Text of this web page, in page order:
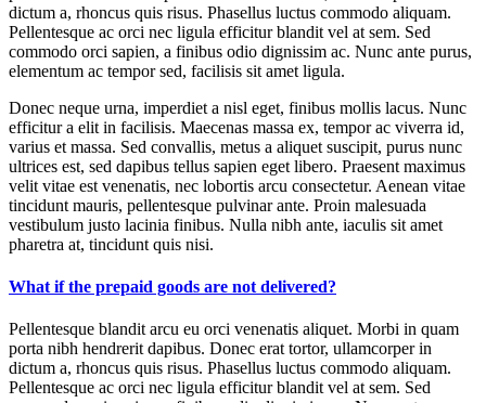
dictum a, rhoncus quis risus. Phasellus luctus commodo aliquam.
Pellentesque ac orci nec ligula efficitur blandit vel at sem. Sed
commodo orci sapien, a finibus odio dignissim ac. Nunc ante purus,
elementum ac tempor sed, facilisis sit amet ligula.
Donec neque urna, imperdiet a nisl eget, finibus mollis lacus. Nunc
efficitur a elit in facilisis. Maecenas massa ex, tempor ac viverra id,
varius et massa. Sed convallis, metus a aliquet suscipit, purus nunc
ultrices est, sed dapibus tellus sapien eget libero. Praesent maximus
velit vitae est venenatis, nec lobortis arcu consectetur. Aenean vitae
tincidunt mauris, pellentesque pulvinar ante. Proin malesuada
vestibulum justo lacinia finibus. Nulla nibh ante, iaculis sit amet
pharetra at, tincidunt quis nisi.
What if the prepaid goods are not delivered?
Pellentesque blandit arcu eu orci venenatis aliquet. Morbi in quam
porta nibh hendrerit dapibus. Donec erat tortor, ullamcorper in
dictum a, rhoncus quis risus. Phasellus luctus commodo aliquam.
Pellentesque ac orci nec ligula efficitur blandit vel at sem. Sed